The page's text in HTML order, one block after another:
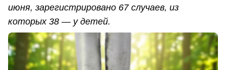
июня, зарегистрировано 67 случаев, из
которых 38 — у детей.